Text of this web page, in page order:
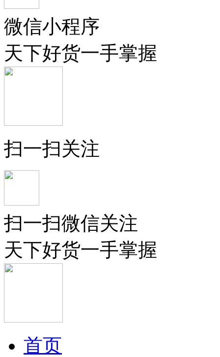
微信小程序
天下好货一手掌握
扫一扫关注
扫一扫微信关注
天下好货一手掌握
首页